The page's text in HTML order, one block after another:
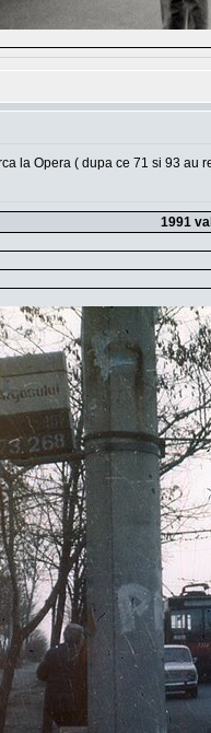
la Opera ( dupa ce 71 si 93
1991